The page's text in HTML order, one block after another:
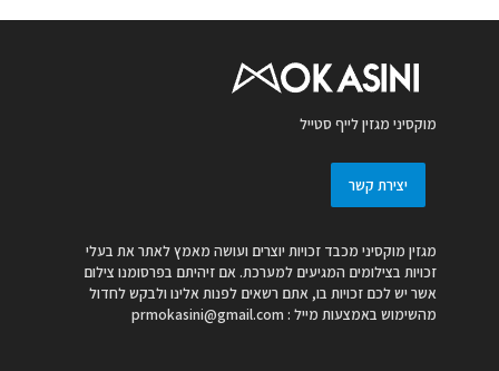
מוקסיני מגזין לייף סטייל
יצירת קשר
מגזין מוקסיני מכבד זכויות יוצרים ועושה מאמץ לאתר את בעלי
זכויות בצילומים המגיעים למערכת. אם זיהיתם בפרסומנו צילום
אשר יש לכם זכויות בו, אתם רשאים לפנות אלינו ולבקש לחדול
מהשימוש באמצעות מייל : prmokasini@gmail.com